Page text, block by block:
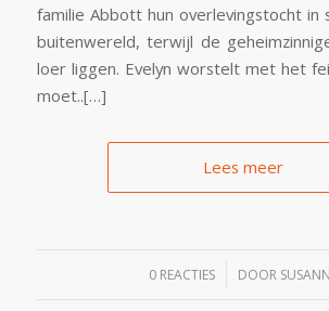
familie Abbott hun overlevingstocht
buitenwereld, terwijl de
loer liggen. Evelyn worstelt met het
moet..[…]
Lees meer
0 REACTIES
/ DOOR